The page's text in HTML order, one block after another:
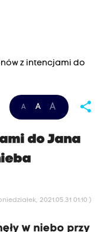
z intencjami do
A A A share
do Jana
2021.05.31 01:10 )
w niebo przy